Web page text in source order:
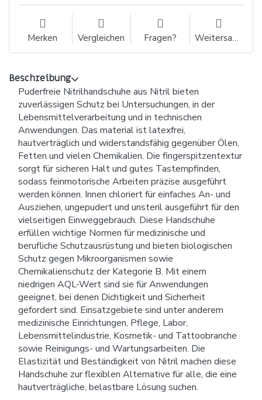
Merken Vergleichen Fragen? Weitersagen
Beschreibung
Puderfreie Nitrilhandschuhe aus Nitril bieten
zuverlässigen Schutz bei Untersuchungen, in der
Lebensmittelverarbeitung und in technischen
Anwendungen. Das material ist latexfrei,
hautverträglich und widerstandsfähig gegenüber Ölen,
Fetten und vielen Chemikalien. Die fingerspitzentextur
sorgt für sicheren Halt und gutes Tastempfinden,
sodass feinmotorische Arbeiten präzise ausgeführt
werden können. Innen chloriert für einfaches An- und
Ausziehen, ungepudert und unsteril ausgeführt für den
vielseitigen Einweggebrauch. Diese Handschuhe
erfüllen wichtige Normen für medizinische und
berufliche Schutzausrüstung und bieten biologischen
Schutz gegen Mikroorganismen sowie
Chemikalienschutz der Kategorie B. Mit einem
niedrigen AQL-Wert sind sie für Anwendungen
geeignet, bei denen Dichtigkeit und Sicherheit
gefordert sind. Einsatzgebiete sind unter anderem
medizinische Einrichtungen, Pflege, Labor,
Lebensmittelindustrie, Kosmetik- und Tattoobranche
sowie Reinigungs- und Wartungsarbeiten. Die
Elastizität und Beständigkeit von Nitril machen diese
Handschuhe zur flexiblen Alternative für alle, die eine
hautverträgliche, belastbare Lösung suchen.